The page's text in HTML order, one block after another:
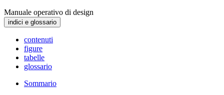
Manuale operativo di design
indici e glossario
contenuti
figure
tabelle
glossario
Sommario